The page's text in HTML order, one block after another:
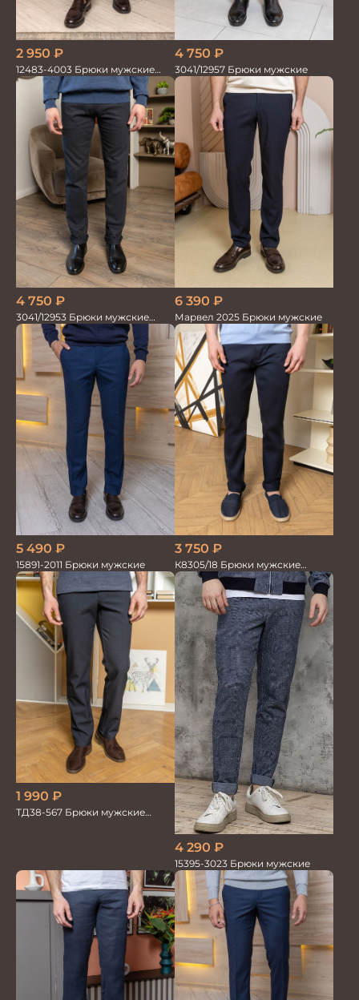
2 950 ₽
12483-4003 Брюки мужские
серо-голубые
4 750 ₽
3041/12957 Брюки мужские
4 750 ₽
3041/12953 Брюки мужские
парламент
6 390 ₽
Марвел 2025 Брюки мужские
5 490 ₽
15891-2011 Брюки мужские
3 750 ₽
К8305/18 Брюки мужские
т.синие
1 990 ₽
ТД38-567 Брюки мужские
4 290 ₽
15395-3023 Брюки мужские